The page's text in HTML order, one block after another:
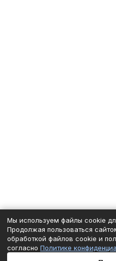
Мы используем файлы cookie
Продолжая пользоваться
обработкой файлов cookie и
согласно Политике